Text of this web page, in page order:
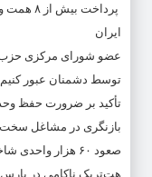
پرداخت
ایران
عضو شورای مرکزی حزب
توسط دشمنان عبور کنیم
تأکید بر ضرورت حفظ
بازنگری در مشاغل
صعود ۶۰ هزار واحدی شاخص بورس
هت‌تریک ناکامی در پارس